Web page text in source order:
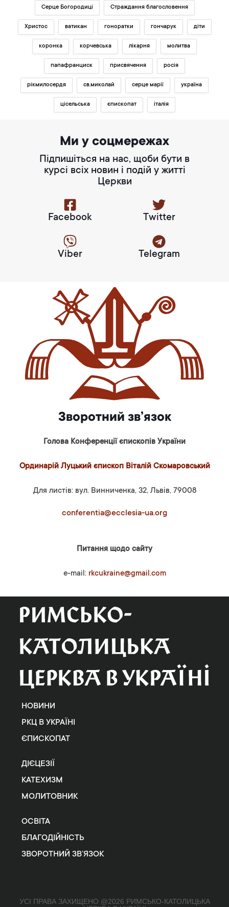
Серце Богородиці Страждання благословення
Христос ватикан гоноратки гончарук діти
коронка корчевська лікарня молитва
папафранциск присвячення росія
рікмилосердя св.миколай серце марії україна
цісельська єпископат італія
Ми у соцмережах
Підпишіться на нас, щоби бути в
курсі всіх новин і подій у житті
Церкви
Facebook Twitter
Viber Telegram
Зворотний зв’язок
Голова Конференції єпископів України
Ординарій Луцький єпископ Віталій Скомаровський
Для листів: вул. Винниченка, 32, Львів, 79008
conferentia@ecclesia-ua.org
Питання щодо сайту
e-mail: rkcukraine@gmail.com
НОВИНИ
РКЦ В УКРАЇНІ
ЄПИСКОПАТ
ДІЄЦЕЗІЇ
КАТЕХИЗМ
МОЛИТОВНИК
ОСВІТА
БЛАГОДІЙНІСТЬ
ЗВОРОТНИЙ ЗВ’ЯЗОК
УСІ ПРАВА ЗАХИЩЕНО @2026 РИМСЬКО-КАТОЛИЦЬКА